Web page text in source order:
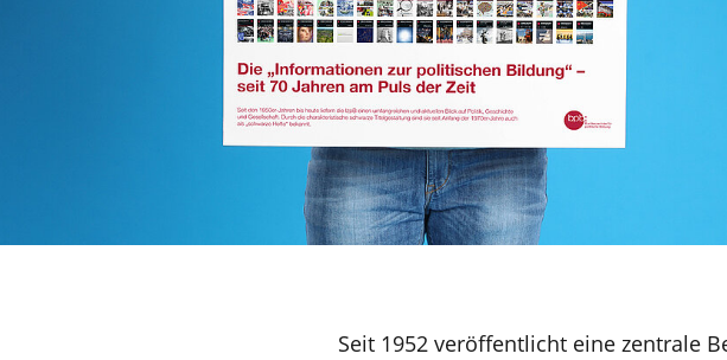
Seit 1952 veröffentlicht eine zentrale